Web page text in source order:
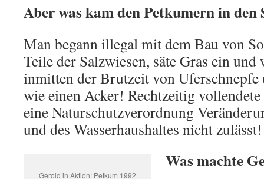
Aber was kam den Petkumern in den
Man begann illegal mit dem Bau von
Teile der Salzwiesen, säte Gras ein und
inmitten der Brutzeit von
wie einen Acker! Rechtzeitig vollendete
eine Naturschutzverordnung
und des Wasserhaushaltes nicht zulässt!
Gerold in Aktion: Petkum 1992
Was machte